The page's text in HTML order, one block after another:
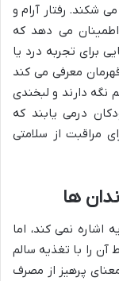
شکند. رفتار آرام و
می دهد که
برای تجربه درد یا
معرفی می کند
نگه دارند و لبخندی
درمی یابند که
مراقبت از سلامتی
ها
نمی کند، اما
آن را با تغذیه سالم
پرهیز از مصرف